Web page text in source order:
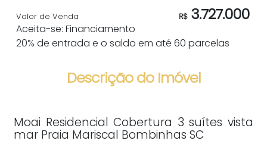
R$3.727.000
Valor de Venda
Aceita-se: Financiamento
20% de entrada e o saldo em até 60 parcelas
Descrição do Imóvel
Moai Residencial Cobertura 3 suítes vista
mar Praia Mariscal Bombinhas SC